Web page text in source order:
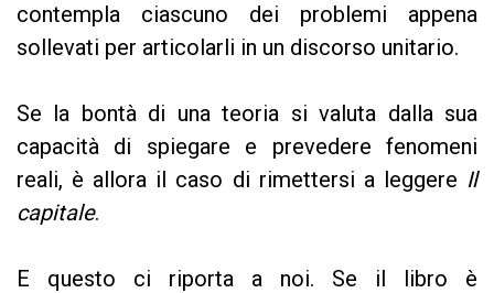
contempla ciascuno dei problemi appena
sollevati per articolarli in un discorso unitario.
Se la bontà di una teoria si valuta dalla sua
capacità di spiegare e prevedere fenomeni
reali, è allora il caso di rimettersi a leggere Il
capitale.
E questo ci riporta a noi. Se il libro è